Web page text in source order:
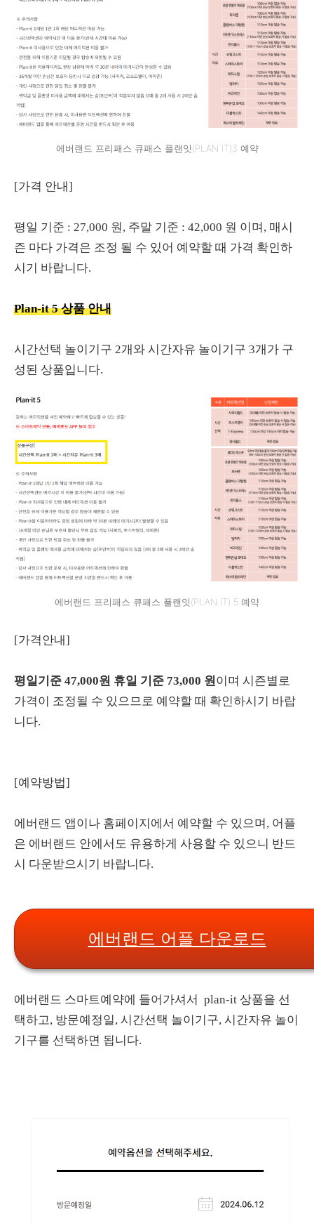
에버랜드 프리패스 큐패스 플랜잇(PLAN IT)3 예약
[가격 안내]
평일 기준 : 27,000 원, 주말 기준 : 42,000 원 이며, 매시
즌 마다 가격은 조정 될 수 있어 예약할 때 가격 확인하
시기 바랍니다.
Plan-it 5 상품 안내
시간선택 놀이기구 2개와 시간자유 놀이기구 3개가 구
성된 상품입니다.
에버랜드 프리패스 큐패스 플랜잇(PLAN IT) 5 예약
[가격안내]
평일기준 47,000원 휴일 기준 73,000 원이며 시즌별로
가격이 조정될 수 있으므로 예약할 때 확인하시기 바랍
니다.
[예약방법]
에버랜드 앱이나 홈페이지에서 예약할 수 있으며, 어플
은 에버랜드 안에서도 유용하게 사용할 수 있으니 반드
시 다운받으시기 바랍니다.
에버랜드 어플 다운로드
에버랜드 스마트예약에 들어가셔서 plan-it 상품을 선
택하고, 방문예정일, 시간선택 놀이기구, 시간자유 놀이
기구를 선택하면 됩니다.